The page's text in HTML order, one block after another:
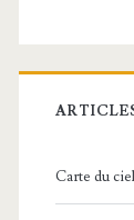
Carte du